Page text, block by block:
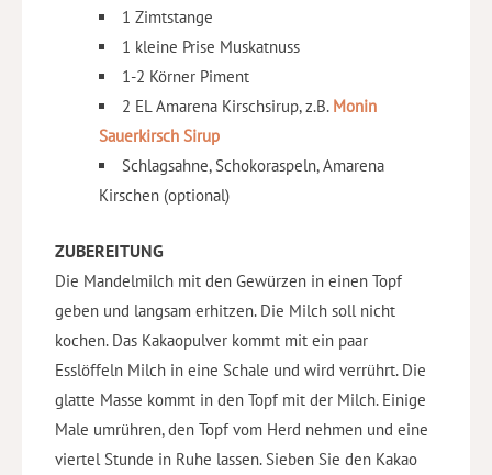
1 Zimtstange
1 kleine Prise Muskatnuss
1-2 Körner Piment
2 EL Amarena Kirschsirup, z.B. Monin
Sauerkirsch Sirup
Schlagsahne, Schokoraspeln, Amarena
Kirschen (optional)
ZUBEREITUNG
Die Mandelmilch mit den Gewürzen in einen Topf
geben und langsam erhitzen. Die Milch soll nicht
kochen. Das Kakaopulver kommt mit ein paar
Esslöffeln Milch in eine Schale und wird verrührt. Die
glatte Masse kommt in den Topf mit der Milch. Einige
Male umrühren, den Topf vom Herd nehmen und eine
viertel Stunde in Ruhe lassen. Sieben Sie den Kakao